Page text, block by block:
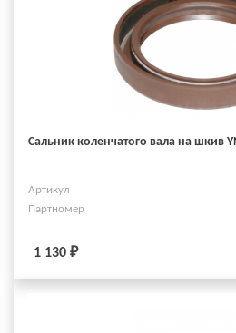
Сальник коленчатого вала на шкив
Артикул
Партномер
1 130 ₽